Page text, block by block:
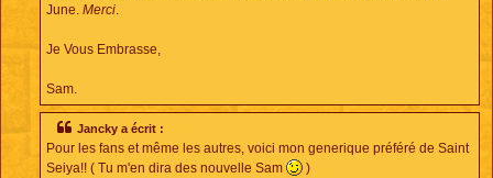
June. Merci.
Je Vous Embrasse,
Sam.
Jancky a écrit :
Pour les fans et même les autres, voici mon generique préféré de Saint
Seiya!! ( Tu m'en dira des nouvelle Sam
)